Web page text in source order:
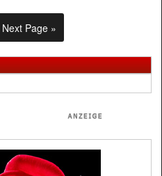
Next Page »